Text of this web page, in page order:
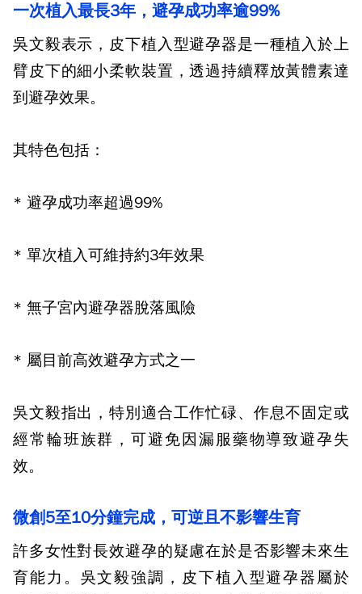
一次植入最長3年，避孕成功率逾99%
吳文毅表示，皮下植入型避孕器是一種植入於上
臂皮下的細小柔軟裝置，透過持續釋放黃體素達
到避孕效果。
其特色包括：
* 避孕成功率超過99%
* 單次植入可維持約3年效果
* 無子宮內避孕器脫落風險
* 屬目前高效避孕方式之一
吳文毅指出，特別適合工作忙碌、作息不固定或
經常輪班族群，可避免因漏服藥物導致避孕失
效。
微創5至10分鐘完成，可逆且不影響生育
許多女性對長效避孕的疑慮在於是否影響未來生
育能力。吳文毅強調，皮下植入型避孕器屬於